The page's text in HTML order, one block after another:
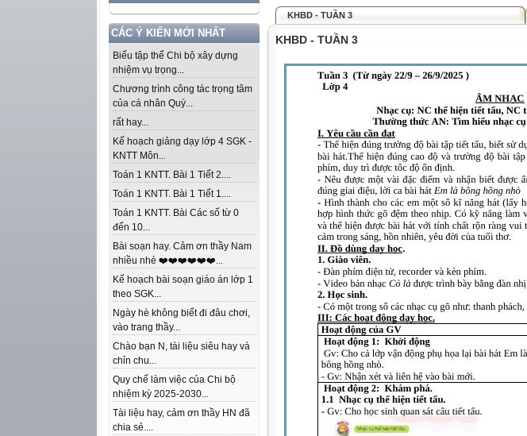
CÁC Ý KIẾN MỚI NHẤT
Biểu tập thể Chi bộ xây dựng
nhiệm vụ trọng...
Chương trình công tác trọng tâm
của cá nhân Quý...
rất hay...
Kế hoạch giảng dạy lớp 4 SGK -
KNTT Môn...
Toán 1 KNTT. Bài 1 Tiết 2....
Toán 1 KNTT. Bài 1 Tiết 1....
Toán 1 KNTT. Bài Các số từ 0
đến 10...
Bài soạn hay. Cảm ơn thầy Nam
nhiều nhé ❤️❤️❤️❤️❤️❤️...
Kế hoạch bài soạn giáo án lớp 1
theo SGK...
Ngày hè không biết đi đâu chơi,
vào trang thầy...
Chào bạn N, tài liệu siêu hay và
chỉn chu...
Quy chế làm việc của Chi bộ
nhiệm kỳ 2025-2030...
Tài liệu hay, cảm ơn thầy HN đã
chia sẻ....
KHBD - TUẦN 3
KHBD - TUẦN 3